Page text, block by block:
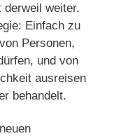
derweil weiter.
Einfach zu
Personen,
und von
ausreisen
behandelt.